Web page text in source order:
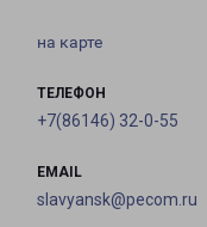
на карте
ТЕЛЕФОН
+7(86146) 32-0-55
EMAIL
slavyansk@pecom.ru